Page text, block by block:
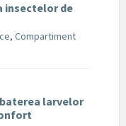
insectelor de
, Compartiment
larvelor